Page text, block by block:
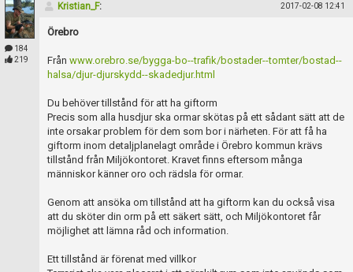
184
219
Kristian_F: 2017-02-08 12:41
Örebro
Från www.orebro.se/bygga-bo--trafik/bostader--tomter/bostad--
halsa/djur-djurskydd--skadedjur.html
Du behöver tillstånd för att ha giftorm
Precis som alla husdjur ska ormar skötas på ett sådant sätt att de
inte orsakar problem för dem som bor i närheten. För att få ha
giftorm inom detaljplanelagt område i Örebro kommun krävs
tillstånd från Miljökontoret. Kravet finns eftersom många
människor känner oro och rädsla för ormar.
Genom att ansöka om tillstånd att ha giftorm kan du också visa
att du sköter din orm på ett säkert sätt, och Miljökontoret får
möjlighet att lämna råd och information.
Ett tillstånd är förenat med villkor